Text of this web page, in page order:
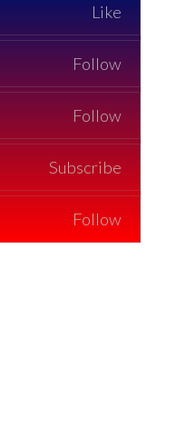
Like
Follow
Follow
Subscribe
Follow